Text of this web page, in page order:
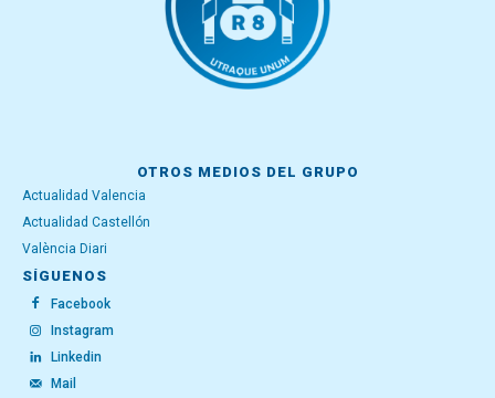
OTROS MEDIOS DEL GRUPO
Actualidad Valencia
Actualidad Castellón
València Diari
SÍGUENOS
Facebook
Instagram
Linkedin
Mail